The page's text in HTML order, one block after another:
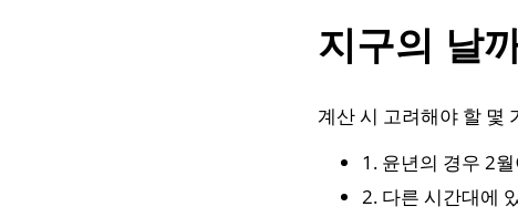
지구의 날
계산 시 고려해야 할 몇
1. 윤년의 경우 2
2. 다른 시간대에